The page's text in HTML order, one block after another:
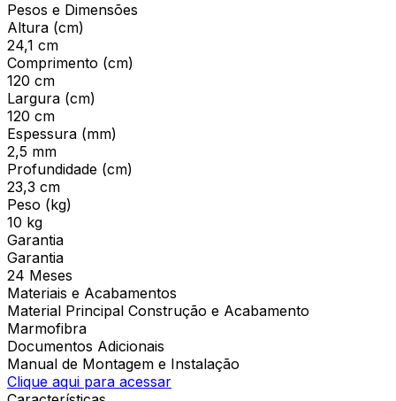
Pesos e Dimensões
Altura (cm)
24,1 cm
Comprimento (cm)
120 cm
Largura (cm)
120 cm
Espessura (mm)
2,5 mm
Profundidade (cm)
23,3 cm
Peso (kg)
10 kg
Garantia
Garantia
24 Meses
Materiais e Acabamentos
Material Principal Construção e Acabamento
Marmofibra
Documentos Adicionais
Manual de Montagem e Instalação
Clique aqui para acessar